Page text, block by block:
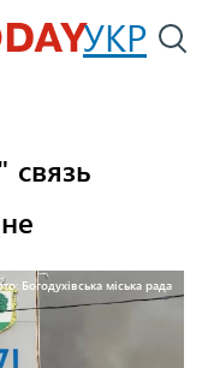
УКР
связь
Богодухівська міська рада